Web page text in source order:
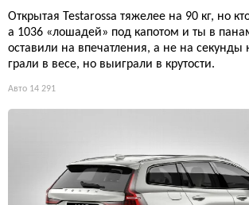
Открытая Testarossa тяжелее на 90 кг, но
а 1036 «лошадей» под капотом и ты в
оставили на впечатления, а не на секунды
грали в весе, но выиграли в крутости.
Авто 14 291